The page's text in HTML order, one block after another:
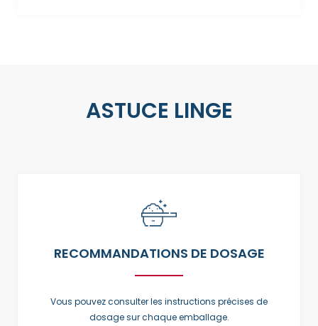
ASTUCE LINGE​
RECOMMANDATIONS DE DOSAGE
Vous pouvez consulter les instructions précises de
dosage sur chaque emballage.